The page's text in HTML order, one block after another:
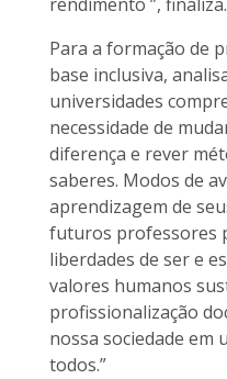
Para a formação de
base inclusiva,
universidades
necessidade de
diferença e rever
saberes. Modos de
aprendizagem de
futuros professores
liberdades de ser e
valores humanos
profissionalização
nossa sociedade em
todos.”